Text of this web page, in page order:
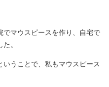
でマウスピースを作り、自宅で
。
いうことで、私もマウスピース